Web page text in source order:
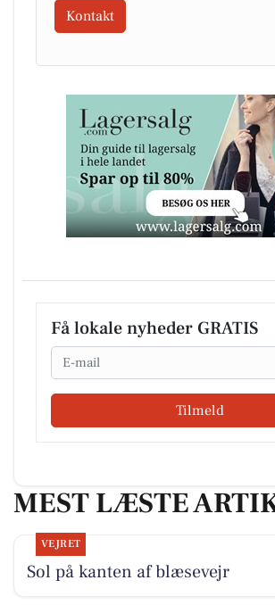
Kontakt
Få lokale nyheder GRATIS
Email
Tilmeld
MEST LÆSTE
VEJRET
Sol på kanten af blæsevejr